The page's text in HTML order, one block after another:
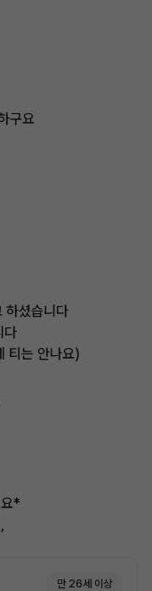
구요
하셨습니다
다
티는 안나요)
*
만 26세 이상